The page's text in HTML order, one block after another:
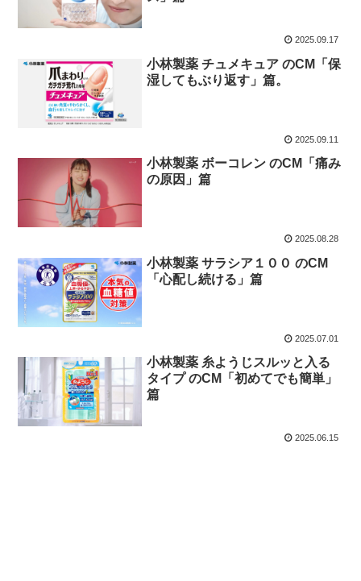
2025.09.17
小林製薬 チュメキュア のCM「保
湿してもぶり返す」篇。
2025.09.11
小林製薬 ボーコレン のCM「痛み
の原因」篇
2025.08.28
小林製薬 サラシア１００ のCM
「心配し続ける」篇
2025.07.01
小林製薬 糸ようじスルッと入る
タイプ のCM「初めてでも簡単」
篇
2025.06.15